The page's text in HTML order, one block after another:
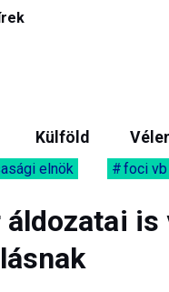
Külföld
elnök foci
áldozatai